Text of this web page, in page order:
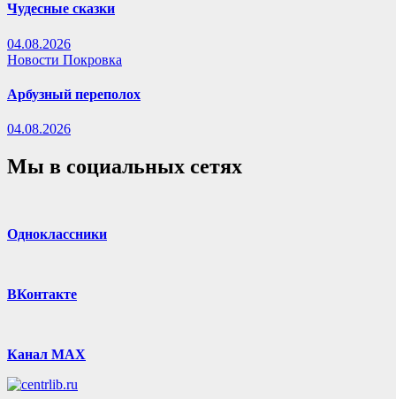
Чудесные сказки
04.08.2026
Новости Покровка
Арбузный переполох
04.08.2026
Мы в социальных сетях
Одноклассники
ВКонтакте
Канал MAX